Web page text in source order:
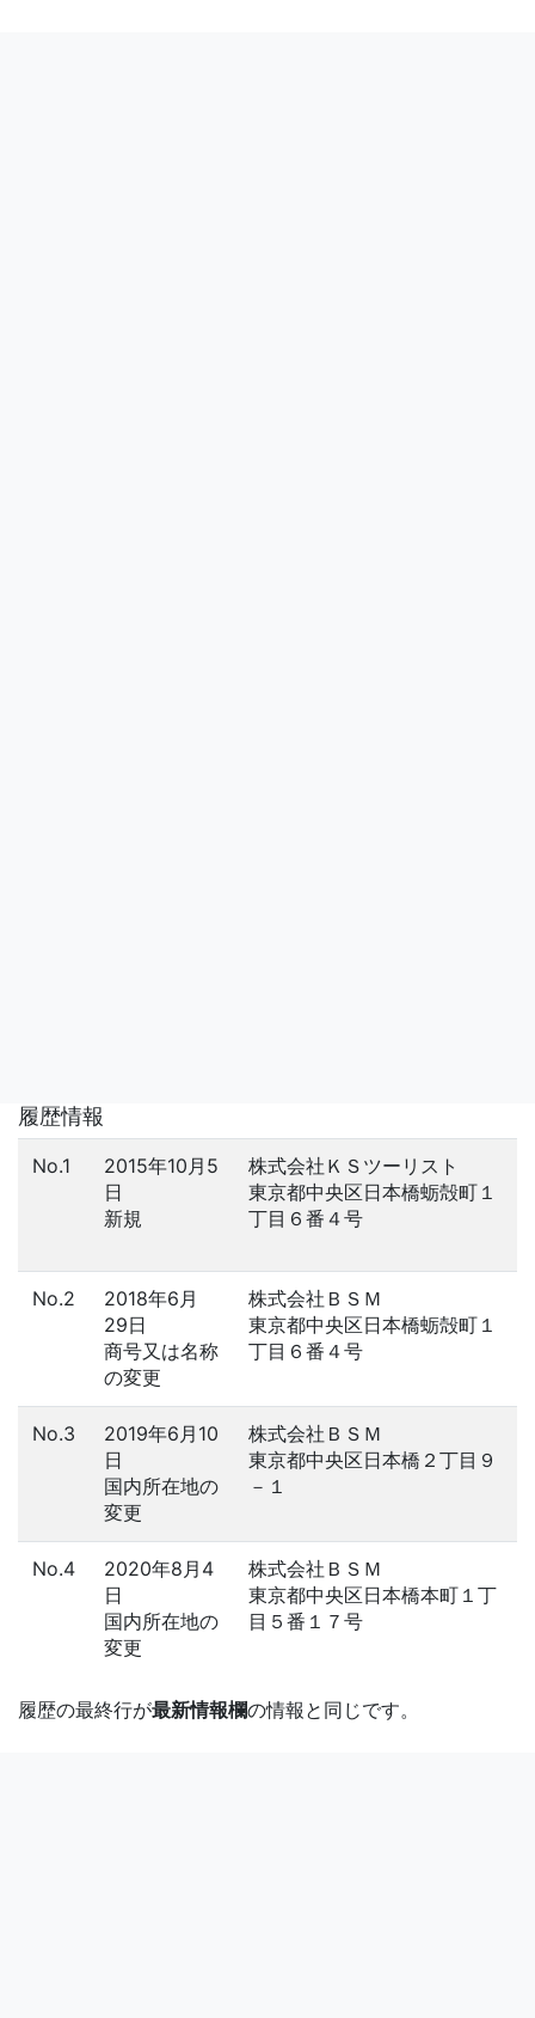
履歴情報
No.1
2015年10月5
日
新規
株式会社ＫＳツーリスト
東京都中央区日本橋蛎殻町１
丁目６番４号
No.2
2018年6月
29日
商号又は名称
の変更
株式会社ＢＳＭ
東京都中央区日本橋蛎殻町１
丁目６番４号
No.3
2019年6月10
日
国内所在地の
変更
株式会社ＢＳＭ
東京都中央区日本橋２丁目９
－１
No.4
2020年8月4
日
国内所在地の
変更
株式会社ＢＳＭ
東京都中央区日本橋本町１丁
目５番１７号
履歴の最終行が最新情報欄の情報と同じです。